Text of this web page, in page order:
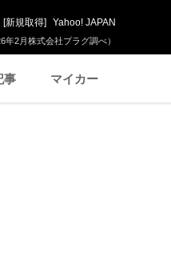
2月株式会社プラグ調べ）
[新規取得] Yahoo! JAPAN
事 マイカー